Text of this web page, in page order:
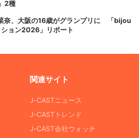
2種
奈、大阪の16歳がグランプリに 「bijou
ョン2026」リポート
関連サイト
J-CASTニュース
J-CASTトレンド
J-CAST会社ウォッチ